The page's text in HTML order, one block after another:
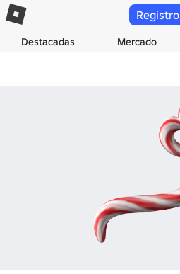
Destacadas Mercado
Registro